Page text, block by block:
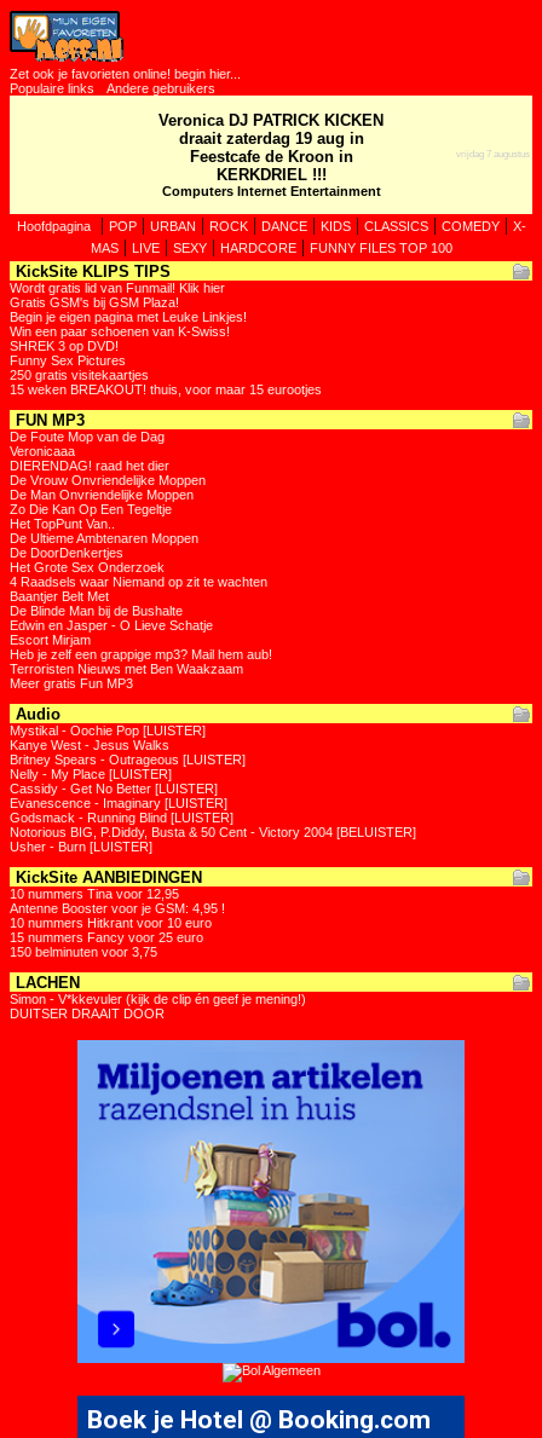
Zet ook je favorieten online! begin hier...
Populaire links
Andere gebruikers
Veronica DJ PATRICK KICKEN
draait zaterdag 19 aug in
Feestcafe de Kroon in
KERKDRIEL !!!
Computers Internet Entertainment
vrijdag 7 augustus
Hoofdpagina| POP| URBAN | ROCK| DANCE| KIDS| CLASSICS| COMEDY| X-
MAS| LIVE| SEXY| HARDCORE| FUNNY FILES TOP 100
KickSite KLIPS TIPS
Wordt gratis lid van Funmail! Klik hier
Gratis GSM's bij GSM Plaza!
Begin je eigen pagina met Leuke Linkjes!
Win een paar schoenen van K-Swiss!
SHREK 3 op DVD!
Funny Sex Pictures
250 gratis visitekaartjes
15 weken BREAKOUT! thuis, voor maar 15 eurootjes
FUN MP3
De Foute Mop van de Dag
Veronicaaa
DIERENDAG! raad het dier
De Vrouw Onvriendelijke Moppen
De Man Onvriendelijke Moppen
Zo Die Kan Op Een Tegeltje
Het TopPunt Van..
De Ultieme Ambtenaren Moppen
De DoorDenkertjes
Het Grote Sex Onderzoek
4 Raadsels waar Niemand op zit te wachten
Baantjer Belt Met
De Blinde Man bij de Bushalte
Edwin en Jasper - O Lieve Schatje
Escort Mirjam
Heb je zelf een grappige mp3? Mail hem aub!
Terroristen Nieuws met Ben Waakzaam
Meer gratis Fun MP3
Audio
Mystikal - Oochie Pop [LUISTER]
Kanye West - Jesus Walks
Britney Spears - Outrageous [LUISTER]
Nelly - My Place [LUISTER]
Cassidy - Get No Better [LUISTER]
Evanescence - Imaginary [LUISTER]
Godsmack - Running Blind [LUISTER]
Notorious BIG, P.Diddy, Busta & 50 Cent - Victory 2004 [BELUISTER]
Usher - Burn [LUISTER]
KickSite AANBIEDINGEN
10 nummers Tina voor 12,95
Antenne Booster voor je GSM: 4,95 !
10 nummers Hitkrant voor 10 euro
15 nummers Fancy voor 25 euro
150 belminuten voor 3,75
LACHEN
Simon - V*kkevuler (kijk de clip én geef je mening!)
DUITSER DRAAIT DOOR